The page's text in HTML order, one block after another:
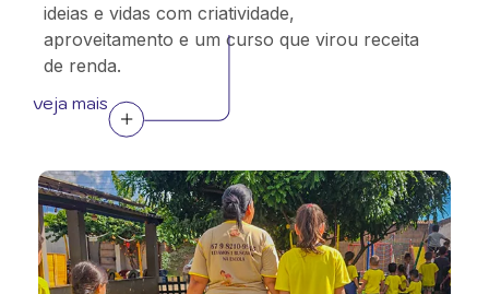
ideias e vidas com criatividade,
aproveitamento e um curso que virou receita
de renda.
veja mais